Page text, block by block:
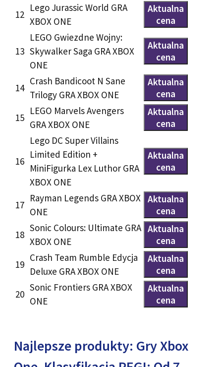
12
Lego Jurassic World GRA
XBOX ONE
Aktualna
cena
13
LEGO Gwiezdne Wojny:
Skywalker Saga GRA XBOX
ONE
Aktualna
cena
14
Crash Bandicoot N Sane
Trilogy GRA XBOX ONE
Aktualna
cena
15
LEGO Marvels Avengers
GRA XBOX ONE
Aktualna
cena
16
Lego DC Super Villains
Limited Edition +
MiniFigurka Lex Luthor GRA
XBOX ONE
Aktualna
cena
17
Rayman Legends GRA XBOX
ONE
Aktualna
cena
18
Sonic Colours: Ultimate GRA
XBOX ONE
Aktualna
cena
19
Crash Team Rumble Edycja
Deluxe GRA XBOX ONE
Aktualna
cena
20
Sonic Frontiers GRA XBOX
ONE
Aktualna
cena
Najlepsze produkty: Gry Xbox